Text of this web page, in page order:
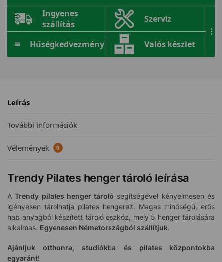
Ingyenes
szállítás
Szerviz
Hűségkedvezmény Valós készlet
...
Leírás
További információk
Vélemények 0
Trendy Pilates henger tároló leírása
ATrendy pilates henger tároló segítségével kényelmesen és
igényesen tárolhatja pilates hengereit. Magas minőségű, erős
hab anyagból készített tároló eszköz, mely 5 henger tárolására
alkalmas. Egyenesen Németországból szállítjuk.
Ajánljuk otthonra, studiókba és pilates központokba
egyaránt!